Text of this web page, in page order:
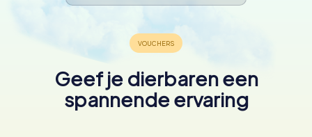
Geef je dierbaren een
spannende ervaring